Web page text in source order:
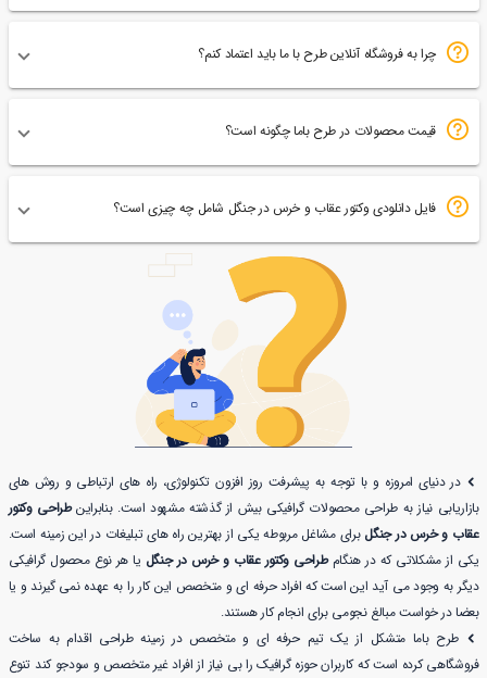
چرا به فروشگاه آنلاین طرح با ما باید اعتماد کنم؟
قیمت محصولات در طرح باما چگونه است؟
فایل دانلودی وکتور عقاب و خرس در جنگل شامل چه چیزی است؟
در دنیای امروزه و با توجه به پیشرفت روز افزون تکنولوژی، راه های ارتباطی و روش های
بازاریابی نیاز به طراحی محصولات گرافیکی بیش از گذشته مشهود است. بنابراینطراحی وکتور
عقاب و خرس در جنگل برای مشاغل مربوطه یکی از بهترین راه های تبلیغات در این زمینه است.
یکی از مشکلاتی که در هنگامطراحی وکتور عقاب و خرس در جنگل یا هر نوع محصول گرافیکی
دیگر به وجود می آید این است که افراد حرفه ای و متخصص این کار را به عهده نمی گیرند و یا
بعضا در خواست مبالغ نجومی برای انجام کار هستند.
طرح باما متشکل از یک تیم حرفه ای و متخصص در زمینه طراحی اقدام به ساخت
فروشگاهی کرده است که کاربران حوزه گرافیک را بی نیاز از افراد غیر متخصص و سودجو کند تنوع